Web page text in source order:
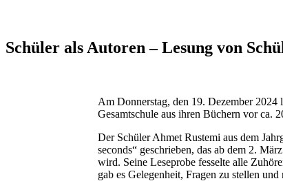
Schüler als Autoren – Lesung von
Am Donnerstag, den 19. Dezember 2024
Gesamtschule aus ihren Büchern vor ca.
Der Schüler Ahmet Rustemi aus dem
seconds“ geschrieben, das ab dem 2.
wird. Seine Leseprobe fesselte alle
gab es Gelegenheit, Fragen zu stellen